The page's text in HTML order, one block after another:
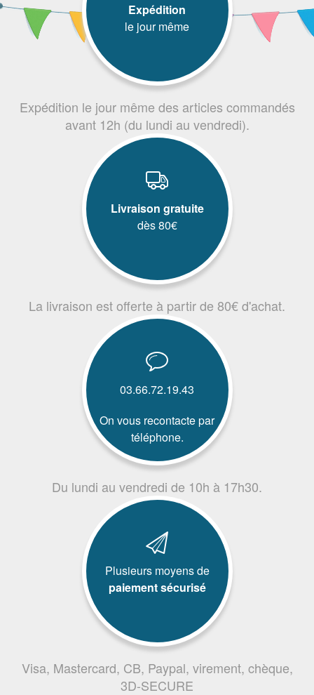
Expédition
le jour même
Expédition le jour même des articles commandés
avant 12h (du lundi au vendredi).
Livraison gratuite
dès 80€
La livraison est offerte à partir de 80€ d'achat.
03.66.72.19.43
On vous recontacte par
téléphone.
Du lundi au vendredi de 10h à 17h30.
Plusieurs moyens de
paiement sécurisé
Visa, Mastercard, CB, Paypal, virement, chèque,
3D-SECURE